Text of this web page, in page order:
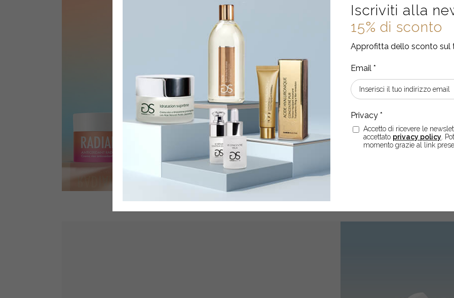
Iscriviti alla
15% di sconto
Approfitta dello sconto sul
Accetto di ricevere le
accettato privacy policy .
momento grazie al link
Sei prodotti
completa,
trattamento,
tecnologia
LI VOGLIO!